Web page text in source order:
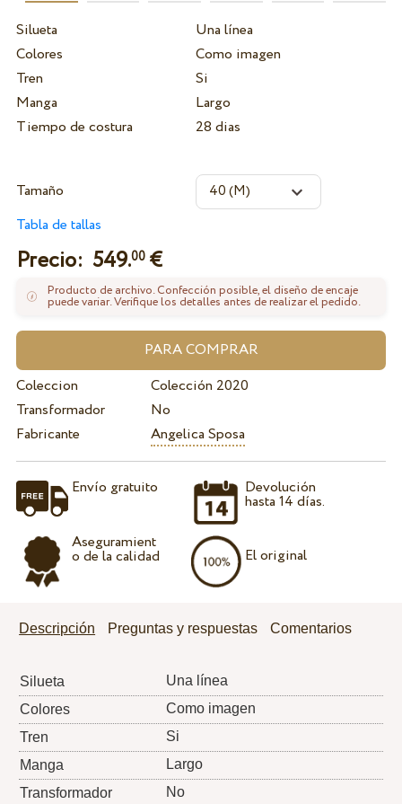
Silueta
Una línea
Colores
Como imagen
Tren
Si
Manga
Largo
Tiempo de costura
28 dias
Tamaño
Tabla de tallas
Precio: 549.00€
Producto de archivo. Confección posible, el diseño de encaje
puede variar. Verifique los detalles antes de realizar el pedido.
Coleccion
Colección 2020
Transformador
No
Fabricante
Angelica Sposa
Envío gratuito
Aseguramient
o de la calidad
Devolución
hasta 14 días.
El original
Descripción Preguntas y respuestas Comentarios
Silueta
Una línea
Colores
Como imagen
Tren
Si
Manga
Largo
Transformador
No